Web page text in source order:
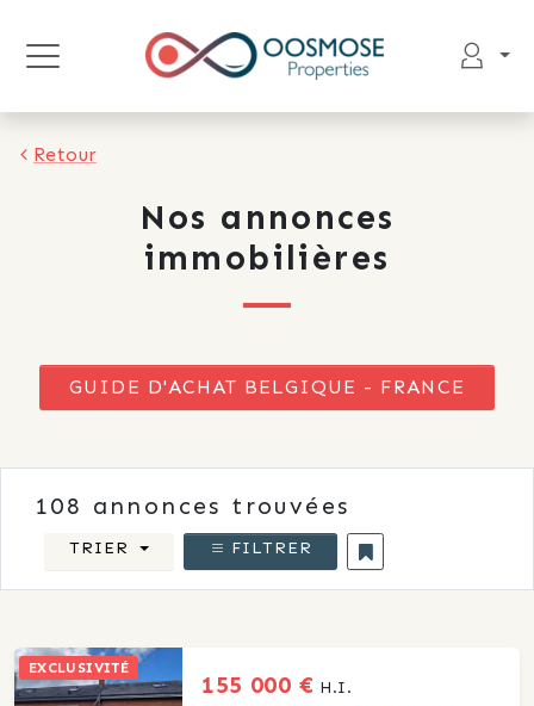
Retour
Nos annonces
immobilières
GUIDE D'ACHAT BELGIQUE - FRANCE
108 annonces trouvées
TRIER FILTRER
EXCLUSIVITÉ
155 000 € H.I.